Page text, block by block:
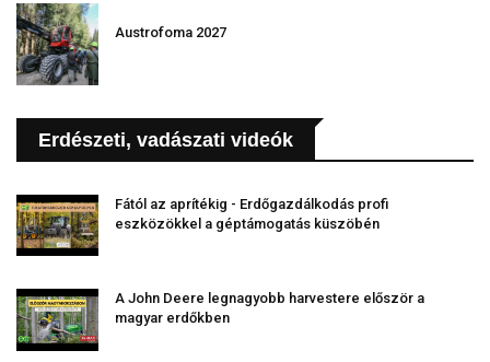
Austrofoma 2027
Erdészeti, vadászati videók
Fától az aprítékig - Erdőgazdálkodás profi
eszközökkel a géptámogatás küszöbén
A John Deere legnagyobb harvestere először a
magyar erdőkben